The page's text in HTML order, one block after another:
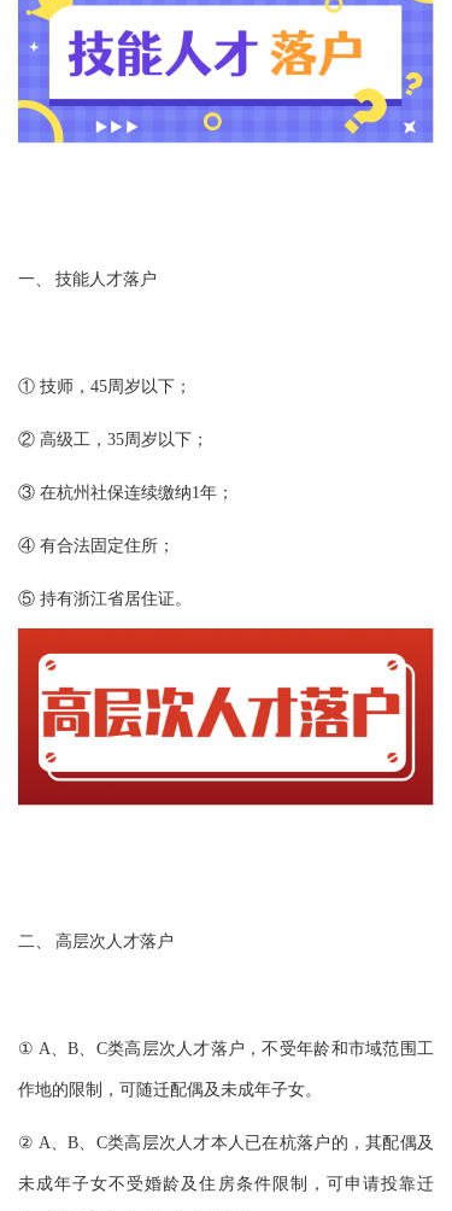
一、 技能人才落户
① 技师，45周岁以下；
② 高级工，35 周 岁以下；
③ 在杭州 社保连续缴纳1年；
④ 有合法固定住所 ；
⑤ 持有浙江省居住证。
二、 高层次人才落户
① A、B、C类高层次人才落户，不受年龄和市域范围工
作地的限制，可随迁配偶及未成年子女。
② A、B、C类高层次人才本人已在杭落户的，其配偶及
未成年子女不受婚龄及住房条件限制，可申请投靠迁